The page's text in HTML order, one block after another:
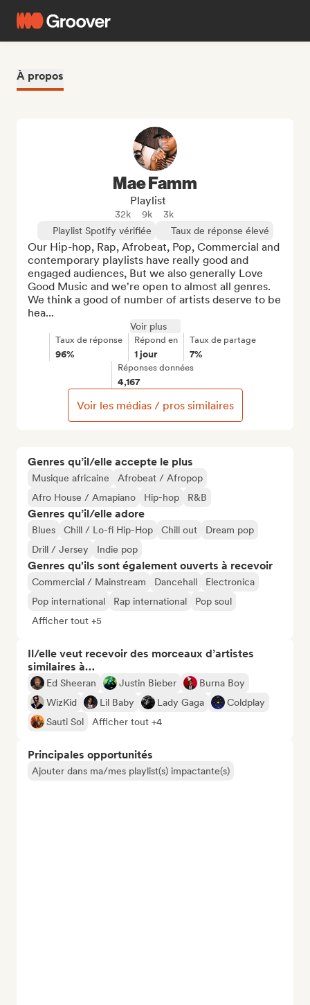
À propos
Genres qu’il/elle accepte le plus
Musique africaine
Afrobeat / Afropop
Afro House / Amapiano
Hip-hop R&B
Genres qu’il/elle adore
Blues Chill / Lo-fi Hip-Hop Chill out
Dream pop
Drill / Jersey
Indie pop
Genres qu'ils sont également ouverts à recevoir
Commercial / Mainstream Dancehall
Electronica
Pop international
Rap international
Pop soul
Afficher tout +5
Il/elle veut recevoir des morceaux d’artistes
similaires à…
Ed Sheeran Justin Bieber
Burna Boy
WizKid
Lil Baby Lady Gaga
Coldplay
Sauti Sol
Afficher tout +4
Principales opportunités
Ajouter dans ma/mes playlist(s) impactante(s)
Mae Famm
Playlist
32k 9k
3k
Playlist Spotify vérifiée
Taux de réponse élevé
Our Hip-hop, Rap, Afrobeat, Pop, Commercial and
contemporary playlists have really good and
engaged audiences, But we also generally Love
Good Music and we're open to almost all genres.
We think a good of number of artists deserve to be
hea...
Voir plus
Taux de réponse
96%
Répond en
1 jour
Taux de partage
7%
Réponses données
4,167
Voir les médias / pros similaires